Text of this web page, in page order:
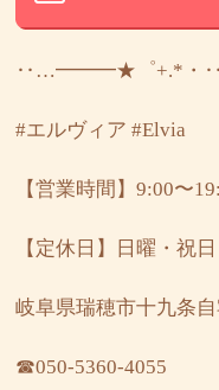
‥…━━━★゜+.*・
#エルヴィア #Elvia
【営業時間】9:00〜
【定休日】日曜・祝日
岐阜県瑞穂市十九条
☎︎050-5360-4055